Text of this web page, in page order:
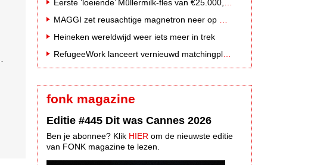
Heineken wereldwijd weer iets meer in trek
RefugeeWork lanceert vernieuwd matchingplatform voor nieuwkomers en werkgevers
fonk magazine
Editie #445 Dit was Cannes 2026
Ben je abonnee? Klik HIER om de nieuwste editie
van FONK magazine te lezen.